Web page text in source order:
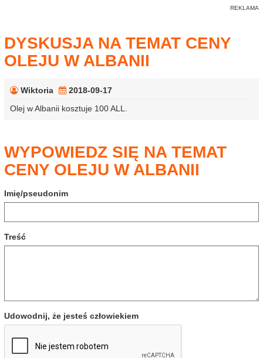
DYSKUSJA NA TEMAT CENY
OLEJU W ALBANII
Wiktoria
2018-09-17
Olej w Albanii kosztuje 100 ALL.
WYPOWIEDZ SIĘ NA TEMAT
CENY OLEJU W ALBANII
Imię/pseudonim
Treść
Udowodnij, że jesteś człowiekiem